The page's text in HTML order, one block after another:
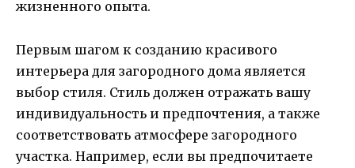
жизненного опыта.
Первым шагом к созданию красивого
интерьера для загородного дома является
выбор стиля. Стиль должен отражать вашу
индивидуальность и предпочтения, а также
соответствовать атмосфере загородного
участка. Например, если вы предпочитаете